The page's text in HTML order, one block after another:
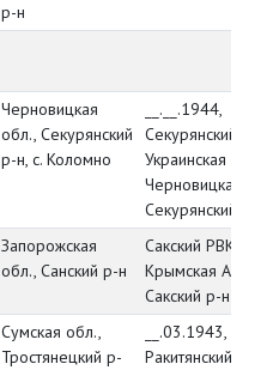
р-н
Черновицкая
обл., Секурянский
р-н, с. Коломно
__.__.1944,
Секурянский РВК,
Украинская ССР,
Черновицкая
Секурянский р-н
Запорожская
обл., Санский р-н
Сакский РВК,
Крымская АССР,
Сакский р-н
Сумская обл.,
Тростянецкий р-
__.03.1943,
Ракитянский РВК,